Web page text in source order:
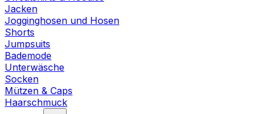
Jacken
Jogginghosen und Hosen
Shorts
Jumpsuits
Bademode
Unterwäsche
Socken
Mützen & Caps
Haarschmuck